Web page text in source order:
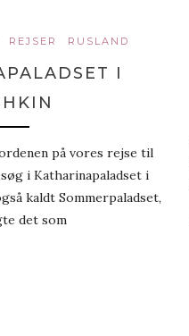
REJSER RUSLAND
I
på vores rejse til
i Katharinapaladset i
kaldt Sommerpaladset,
det som